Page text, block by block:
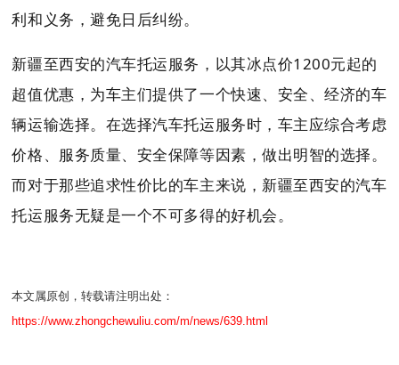
利和义务，避免日后纠纷。
新疆至西安的汽车托运服务，以其冰点价1200元起的
超值优惠，为车主们提供了一个快速、安全、经济的车
辆运输选择。在选择汽车托运服务时，车主应综合考虑
价格、服务质量、安全保障等因素，做出明智的选择。
而对于那些追求性价比的车主来说，新疆至西安的汽车
托运服务无疑是一个不可多得的好机会。
本文属原创，转载请注明出处：
https://www.zhongchewuliu.com/m/news/639.html